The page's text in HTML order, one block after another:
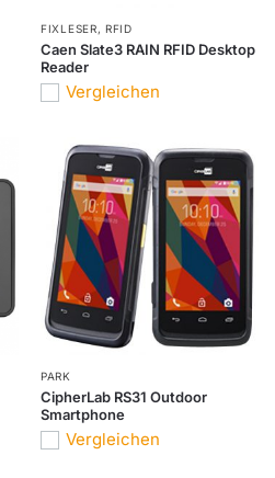
FIXLESER,RFID
Caen Slate3 RAIN RFID Desktop
Reader
Vergleichen
PARK
CipherLab RS31 Outdoor
Smartphone
Vergleichen